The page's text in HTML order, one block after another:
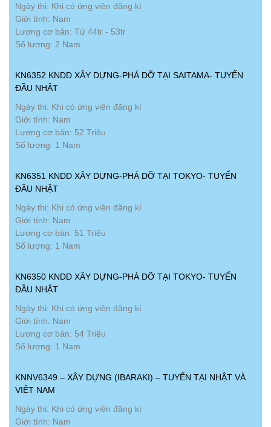
Ngày thi: Khi có ứng viên đăng kí
Giới tính: Nam
Lương cơ bản: Từ 44tr - 53tr
Số lượng: 2 Nam
KN6352 KNDD XÂY DỰNG-PHÁ DỠ TẠI SAITAMA- TUYỂN
ĐẦU NHẬT
Ngày thi: Khi có ứng viên đăng kí
Giới tính: Nam
Lương cơ bản: 52 Triệu
Số lượng: 1 Nam
KN6351 KNDD XÂY DỰNG-PHÁ DỠ TẠI TOKYO- TUYỂN
ĐẦU NHẬT
Ngày thi: Khi có ứng viên đăng kí
Giới tính: Nam
Lương cơ bản: 51 Triệu
Số lượng: 1 Nam
KN6350 KNDD XÂY DỰNG-PHÁ DỠ TẠI TOKYO- TUYỂN
ĐẦU NHẬT
Ngày thi: Khi có ứng viên đăng kí
Giới tính: Nam
Lương cơ bản: 54 Triệu
Số lượng: 1 Nam
KNNV6349 – XÂY DỰNG (IBARAKI) – TUYỂN TẠI NHẬT VÀ
VIỆT NAM
Ngày thi: Khi có ứng viên đăng kí
Giới tính: Nam